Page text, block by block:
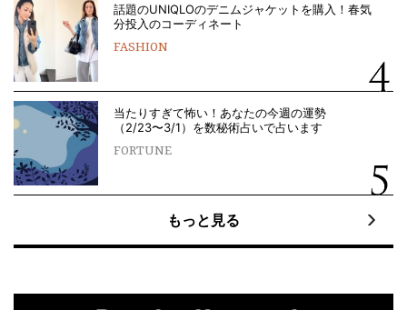
話題のUNIQLOのデニムジャケットを購入！春気
分投入のコーディネート
FASHION
当たりすぎて怖い！あなたの今週の運勢
（2/23〜3/1）を数秘術占いで占います
FORTUNE
もっと見る